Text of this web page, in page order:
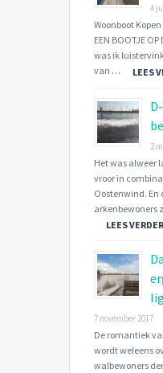
4
Woonboot
EEN BOOTJE
was ik
van …
LEES
2
Het was alweer
vroor in
Oostenwind. En
arkenbewoners
LEES VERDER
7 november 2017
De romantiek
wordt weleens
walbewoners